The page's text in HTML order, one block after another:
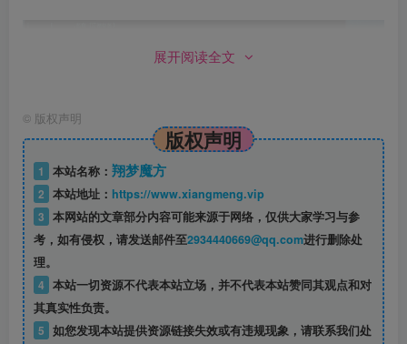
展开阅读全文
© 版权声明
版权声明
1 本站名称： 翔梦魔方
2 本站地址： https://www.xiangmeng.vip
3 本网站的文章部分内容可能来源于网络，仅供大家学习与参
考，如有侵权，请发送邮件至2934440669@qq.com进行删除处
理。
4 本站一切资源不代表本站立场，并不代表本站赞同其观点和对
其真实性负责。
5 如您发现本站提供资源链接失效或有违规现象，请联系我们处